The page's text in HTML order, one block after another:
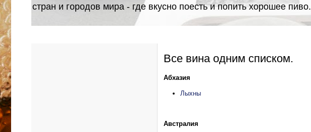
стран и городов мира - где вкусно поесть и попить хорошее пиво.
Все вина одним списком.
Абхазия
Лыхны
Австралия